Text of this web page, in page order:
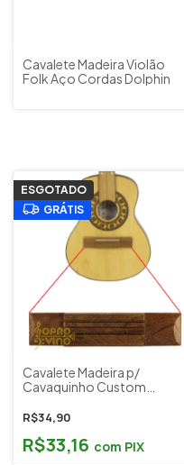
Cavalete Madeira Violão
Folk Aço Cordas Dolphin
ESGOTADO
GRÁTIS
Cavalete Madeira p/
Cavaquinho Custom
R$34,90
R$33,16 com PIX